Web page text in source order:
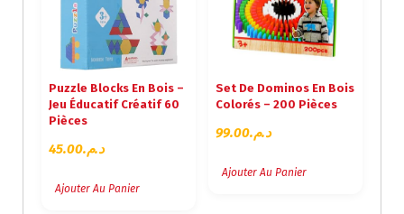
Puzzle Blocks En Bois –
Jeu Éducatif Créatif 60
Pièces
د.م.45.00
Ajouter Au Panier
Set De Dominos En Bois
Colorés – 200 Pièces
د.م.99.00
Ajouter Au Panier